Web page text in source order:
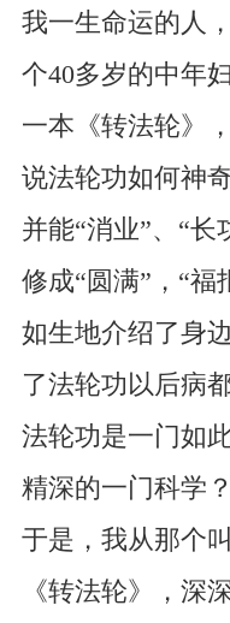
我一生命运的人
个40多岁的中年
一本《转法轮》
说法轮功如何神
并能“消业”、“长
修成“圆满”，“福
如生地介绍了身
了法轮功以后病
法轮功是一门如
精深的一门科学
于是，我从那个
《转法轮》，深